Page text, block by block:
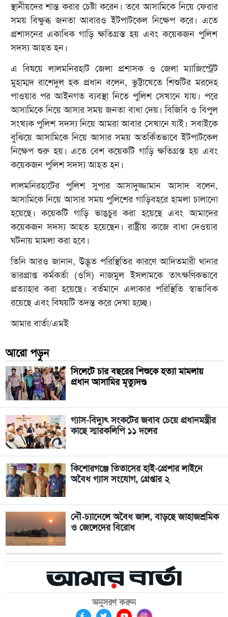
স্থানীয়দের শান্ত করার চেষ্টা করেন। তবে আসামিকে নিয়ে ফেরার
সময় বিক্ষুব্ধ জনতা আবারও ইটপাটকেল নিক্ষেপ করে। এতে
প্রশাসনের একাধিক গাড়ি ক্ষতিগ্রস্ত হয় এবং কয়েকজন পুলিশ
সদস্য আহত হন।
এ বিষয়ে লালমনিরহাট জেলা প্রশাসক ও জেলা ম্যাজিস্ট্রেট
মুহাম্মদ রাশেদুল হক প্রধান বলেন, ভুট্টাখেতে শিশুটির মরদেহ
পাওয়ার পর আইনগত ব্যবস্থা নিতে পুলিশ সেখানে যায়। পরে
আসামিকে নিয়ে আসার সময় জনতা বাধা দেয়। বিজিবি ও বিপুল
সংখ্যক পুলিশ সদস্য নিয়ে আমরা আবার সেখানে যাই। সবাইকে
বুঝিয়ে আসামিকে নিয়ে আসার সময় অতর্কিতভাবে ইটপাটকেল
নিক্ষেপ শুরু হয়। এতে বেশ কয়েকটি গাড়ি ক্ষতিগ্রস্ত হয় এবং
কয়েকজন পুলিশ সদস্য আহত হন।
লালমনিরহাটের পুলিশ সুপার আসাদুজ্জামান আসাদ বলেন,
আসামিকে নিয়ে আসার সময় পুলিশের গাড়িবহরে হামলা চালানো
হয়েছে। কয়েকটি গাড়ি ভাঙচুর করা হয়েছে এবং আমাদের
কয়েকজন সদস্য আহত হয়েছেন। রাষ্ট্রীয় কাজে বাধা দেওয়ার
ঘটনায় মামলা করা হবে।
তিনি আরও জানান, উদ্ভূত পরিস্থিতির কারণে আদিতমারী থানার
ভারপ্রাপ্ত কর্মকর্তা (ওসি) নাজমুল ইসলামকে তাৎক্ষণিকভাবে
প্রত্যাহার করা হয়েছে। বর্তমানে এলাকার পরিস্থিতি স্বাভাবিক
রয়েছে এবং বিষয়টি তদন্ত করে দেখা হচ্ছে।
আমার বার্তা/এমই
আরো পড়ুন
সিলেটে চার বছরের শিশুকে হত্যা মামলায়
প্রধান আসামির মৃত্যুদণ্ড
গ্যাস-বিদ্যুৎ সংকটের জবাব চেয়ে প্রধানমন্ত্রীর
কাছে স্মারকলিপি ১১ দলের
কিশোরগঞ্জে তিতাসের হাই-প্রেশার লাইনে
অবৈধ গ্যাস সংযোগ, গ্রেপ্তার ২
নৌ-চ্যানেলে অবৈধ জাল, বাড়ছে জাহাজশ্রমিক
ও জেলেদের বিরোধ
অনুসরণ করুন